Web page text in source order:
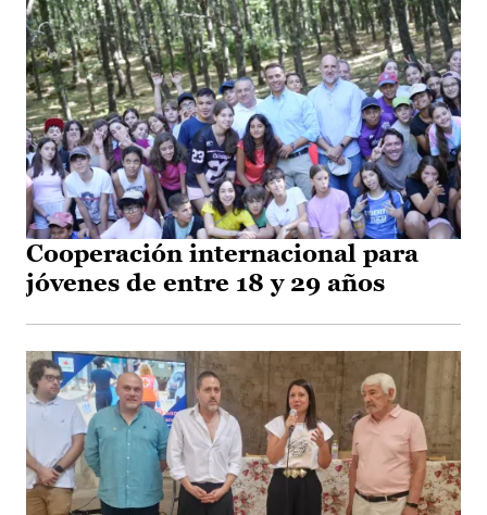
Cooperación internacional para
jóvenes de entre 18 y 29 años